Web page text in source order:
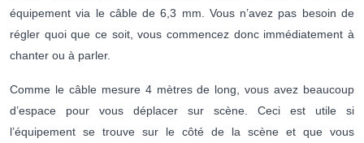
équipement via le câble de 6,3 mm. Vous n’avez pas besoin de
régler quoi que ce soit, vous commencez donc immédiatement à
chanter ou à parler.
Comme le câble mesure 4 mètres de long, vous avez beaucoup
d’espace pour vous déplacer sur scène. Ceci est utile si
l’équipement se trouve sur le côté de la scène et que vous